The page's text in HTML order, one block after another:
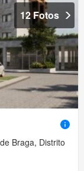
12 Fotos
Braga, Distrito